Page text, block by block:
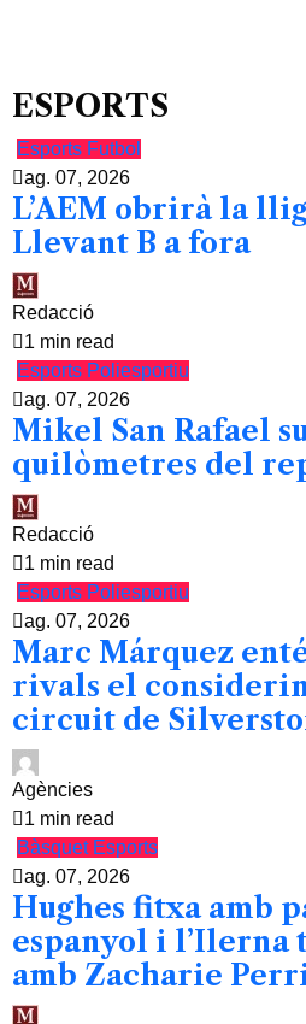
ESPORTS
Esports Futbol
ag. 07, 2026
L’AEM obrirà la
Llevant B a fora
Redacció
1 min read
Esports Poliesportiu
ag. 07, 2026
Mikel San Rafael
quilòmetres del
Redacció
1 min read
Esports Poliesportiu
ag. 07, 2026
Marc Márquez
rivals el
circuit de
Agències
1 min read
Bàsquet Esports
ag. 07, 2026
Hughes fitxa amb
espanyol i l’Ilerna
amb Zacharie